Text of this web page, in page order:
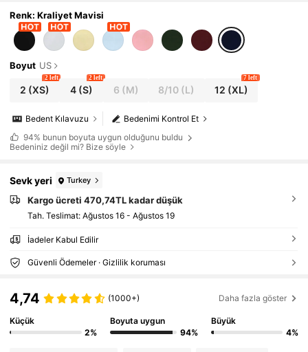
Renk: Kraliyet Mavisi
Boyut US
2 (XS)
2 left
4(S)
2 left
6 (M) 8/10 (L) 12 (XL)
7 left
Bedenimi Kontrol Et
Bedent Kılavuzu
94% bunun boyuta uygun olduğunu buldu
Bedeniniz değil mi? Bize söyle
Sevk yeri Turkey
Kargo ücreti 470,74TL kadar düşük
Tah. Teslimat: Ağustos 16 - Ağustos 19
İadeler Kabul Edilir
Güvenli Ödemeler · Gizlilik koruması
4,74 (1000+) Daha fazla göster
Küçük
2%
Boyuta uygun
94%
Büyük
4%